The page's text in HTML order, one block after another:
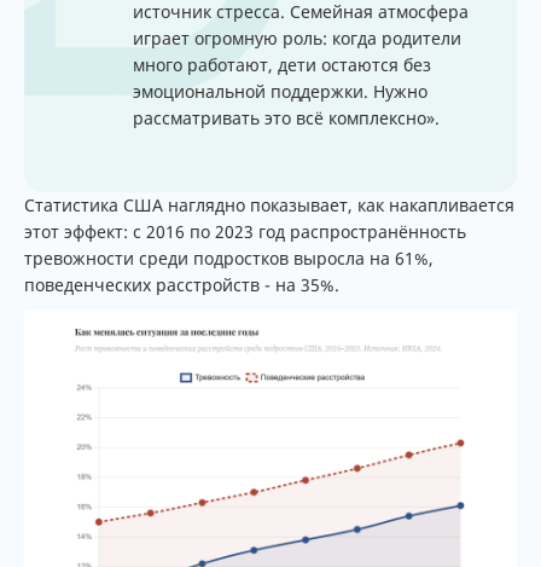
источник стресса. Семейная атмосфера
играет огромную роль: когда родители
много работают, дети остаются без
эмоциональной поддержки. Нужно
рассматривать это всё комплексно».
Статистика США наглядно показывает, как накапливается
этот эффект: с 2016 по 2023 год распространённость
тревожности среди подростков выросла на 61%,
поведенческих расстройств - на 35%.